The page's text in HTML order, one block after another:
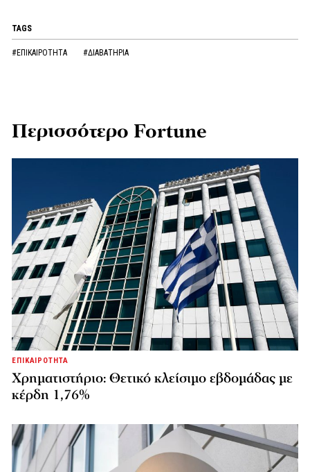
TAGS
#ΕΠΙΚΑΙΡΟΤΗΤΑ #ΔΙΑΒΑΤΗΡΙΑ
Περισσότερο Fortune
ΕΠΙΚΑΙΡΟΤΗΤΑ
Χρηματιστήριο: Θετικό κλείσιμο εβδομάδας με
κέρδη 1,76%